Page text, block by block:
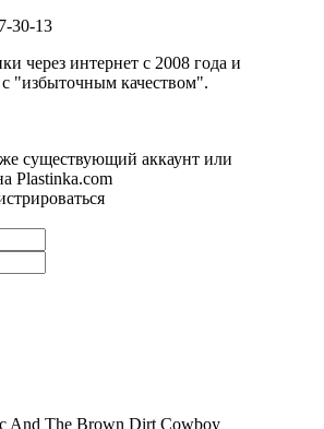
30-13
через интернет c 2008 года и
с "избыточным качеством".
существующий аккаунт или
Plastinka.com
And The Brown Dirt Cowboy